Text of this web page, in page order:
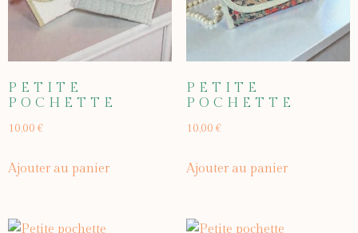
PETITE
POCHETTE
10,00 €
Ajouter au panier
PETITE
POCHETTE
10,00 €
Ajouter au panier